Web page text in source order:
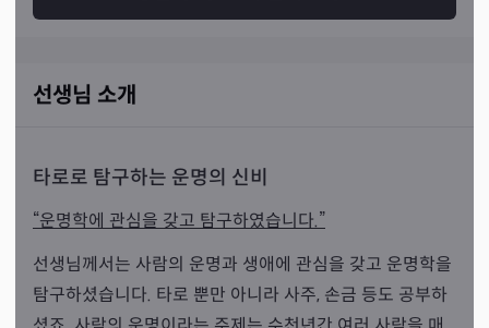
선생님 소개
타로로 탐구하는 운명의 신비
“운명학에 관심을 갖고 탐구하였습니다.”
선생님께서는 사람의 운명과 생애에 관심을 갖고 운명학을
탐구하셨습니다. 타로 뿐만 아니라 사주, 손금 등도 공부하